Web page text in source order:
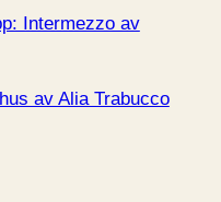
Intermezzo av
av Alia Trabucco